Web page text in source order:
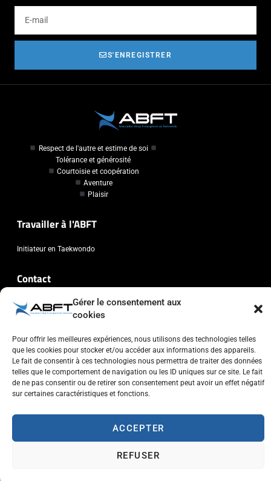
Gérer le consentement aux
cookies
Pour offrir les meilleures expériences, nous utilisons des technologies telles
que les cookies pour stocker et/ou accéder aux informations des appareils.
Le fait de consentir à ces technologies nous permettra de traiter des données
telles que le comportement de navigation ou les ID uniques sur ce site. Le fait
de ne pas consentir ou de retirer son consentement peut avoir un effet négatif
sur certaines caractéristiques et fonctions.
ACCEPTER
REFUSER
S'ENREGISTRER
Respect de l'autre et estime de soi
Tolérance et générosité
Courtoisie et coopération
Aventure
Plaisir
Travailler à l'ABFT
Initiateur en Taekwondo
Contact
Association Belge Francophone de Taekwondo
Chaussée de Wavre, 2057 - 1160 Auderghem
info@abft.be
+32 (0)2 347 34 77
Copyright © 2023 ABFT.BE – Tous droits réservés
Utilisation des cookies